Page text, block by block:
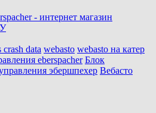
- интернет магазин
crash data webasto webasto на катер
eberspacher Блок
эбершпехер Вебасто